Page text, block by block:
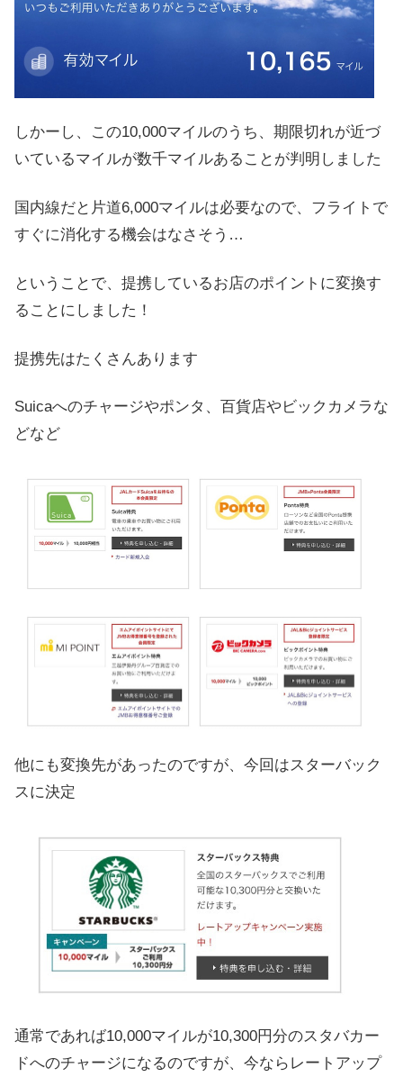
しかーし、この10,000マイルのうち、期限切れが近づ
いているマイルが数千マイルあることが判明しました
国内線だと片道6,000マイルは必要なので、フライトで
すぐに消化する機会はなさそう…
ということで、提携しているお店のポイントに変換す
ることにしました！
提携先はたくさんあります
Suicaへのチャージやポンタ、百貨店やビックカメラな
どなど
他にも変換先があったのですが、今回はスターバック
スに決定
通常であれば10,000マイルが10,300円分のスタバカー
ドへのチャージになるのですが、今ならレートアップ